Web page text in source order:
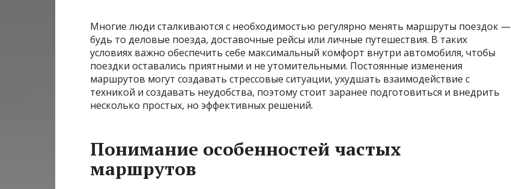
Многие люди сталкиваются с необходимостью регулярно менять маршруты поездок —
будь то деловые поезда, доставочные рейсы или личные путешествия. В таких
условиях важно обеспечить себе максимальный комфорт внутри автомобиля, чтобы
поездки оставались приятными и не утомительными. Постоянные изменения
маршрутов могут создавать стрессовые ситуации, ухудшать взаимодействие с
техникой и создавать неудобства, поэтому стоит заранее подготовиться и внедрить
несколько простых, но эффективных решений.
Понимание особенностей частых
маршрутов